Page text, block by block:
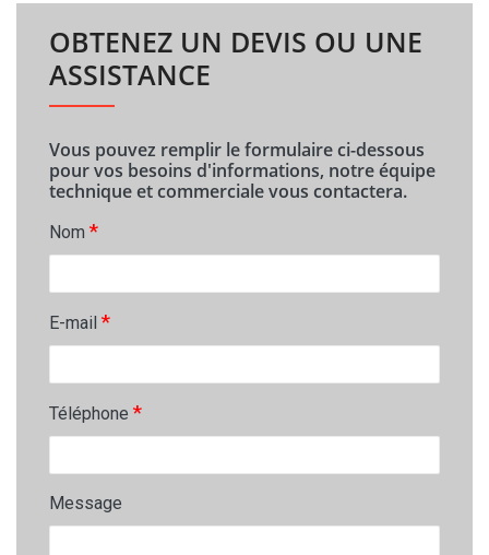
OBTENEZ UN DEVIS OU UNE
ASSISTANCE
Vous pouvez remplir le formulaire ci-dessous
pour vos besoins d'informations, notre équipe
technique et commerciale vous contactera.
Nom *
E-mail *
Téléphone *
Message